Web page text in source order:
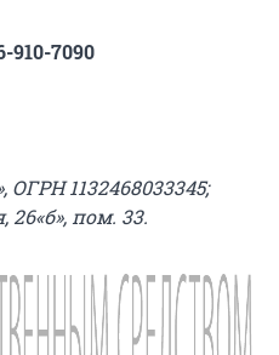
910-7090
1132468033345;
26«б», пом. 33.